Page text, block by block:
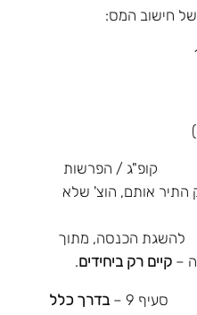
חישוב המס:
אישיים (15,000) קופ"ג / הפרשות
התיר אותם, הוצ' שלא
מתוך
– קיים רק ביחידים.
בדרך כלל